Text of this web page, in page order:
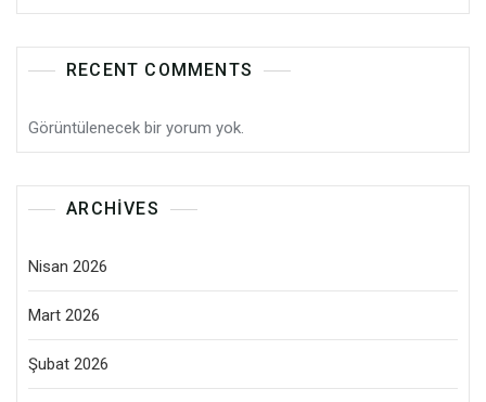
RECENT COMMENTS
Görüntülenecek bir yorum yok.
ARCHIVES
Nisan 2026
Mart 2026
Şubat 2026